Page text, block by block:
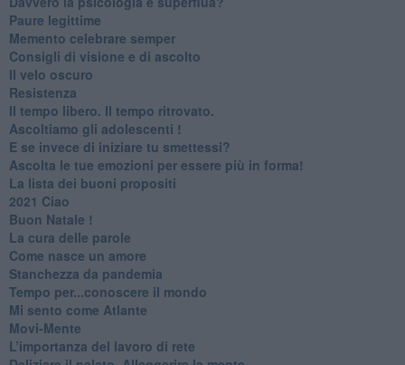
Paure legittime
​Memento celebrare semper
​Consigli di visione e di ascolto
​Il velo oscuro
Resistenza
​Il tempo libero. Il tempo ritrovato.
Ascoltiamo gli adolescenti !
​E se invece di iniziare tu smettessi?
​Ascolta le tue emozioni per essere più in forma!
​La lista dei buoni propositi
2021 Ciao
Buon Natale !
​La cura delle parole
​Come nasce un amore
Stanchezza da pandemia
​Tempo per...conoscere il mondo
​Mi sento come Atlante
​Movi-Mente
​L’importanza del lavoro di rete